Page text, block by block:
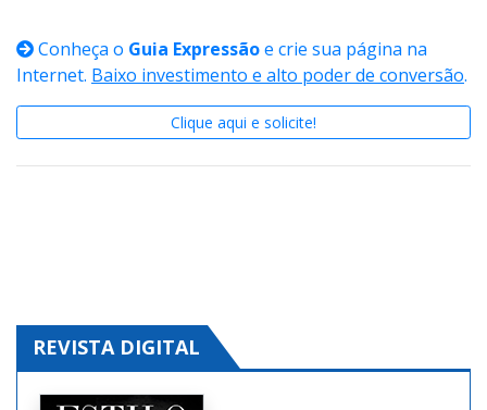
e crie sua página na
Baixo investimento e alto poder de conversão
Clique aqui e solicite!
REVISTA DIGITAL